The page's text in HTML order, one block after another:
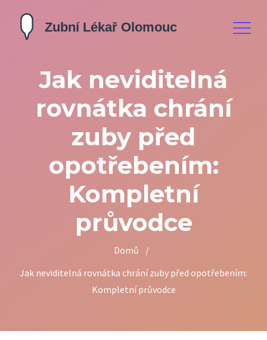
Jak neviditelná
rovnátka chrání
zuby před
opotřebením:
Kompletní
průvodce
Domů
/
Jak neviditelná rovnátka chrání zuby před opotřebením:
Kompletní průvodce